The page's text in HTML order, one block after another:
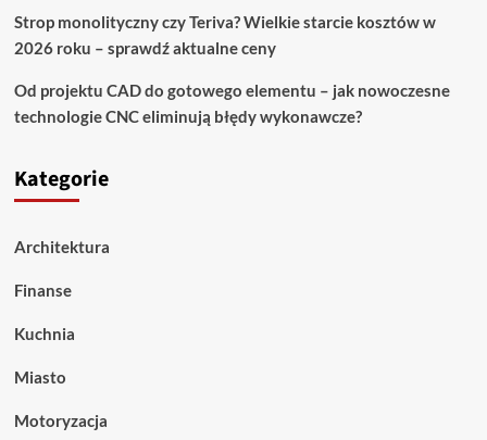
Strop monolityczny czy Teriva? Wielkie starcie kosztów w
2026 roku – sprawdź aktualne ceny
Od projektu CAD do gotowego elementu – jak nowoczesne
technologie CNC eliminują błędy wykonawcze?
Kategorie
Architektura
Finanse
Kuchnia
Miasto
Motoryzacja